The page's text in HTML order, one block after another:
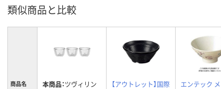
類似商品と比較
商品名 本商品：ツヴィリン
【アウトレット】国際
エンテック